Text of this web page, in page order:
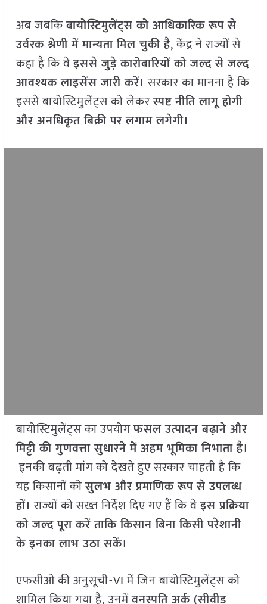
अब जबकिबायोस्टिमुलेंट्स को आधिकारिक रूप से
उर्वरक श्रेणी में मान्यता मिल चुकी है, केंद्र ने राज्यों से
कहा है कि वेइससे जुड़े कारोबारियों को जल्द से जल्द
आवश्यक लाइसेंस जारी करें। सरकार का मानना है कि
इससे बायोस्टिमुलेंट्स को लेकरस्पष्ट नीति लागू होगी
और अनधिकृत बिक्री पर लगाम लगेगी।
बायोस्टिमुलेंट्स का उपयोगफसल उत्पादन बढ़ाने और
मिट्टी की गुणवत्ता सुधारने में अहम भूमिका निभाता है।
इनकी बढ़ती मांग को देखते हुए सरकार चाहती है कि
यह किसानों कोसुलभ और प्रमाणिक रूप से उपलब्ध
हों। राज्यों को सख्त निर्देश दिए गए हैं कि वेइस प्रक्रिया
को जल्द पूरा करें ताकि किसान बिना किसी परेशानी
के इनका लाभ उठा सकें।
एफसीओ की अनुसूची-VI में जिन बायोस्टिमुलेंट्स को